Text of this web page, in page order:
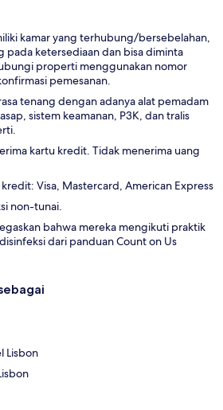
kamar yang terhubung/bersebelahan,
pada ketersediaan dan bisa diminta
properti menggunakan nomor
pemesanan.
tenang dengan adanya alat pemadam
sistem keamanan, P3K, dan tralis
kartu kredit. Tidak menerima uang
Visa, Mastercard, American Express
non-tunai.
bahwa mereka mengikuti praktik
dari panduan Count on Us
Lisbon